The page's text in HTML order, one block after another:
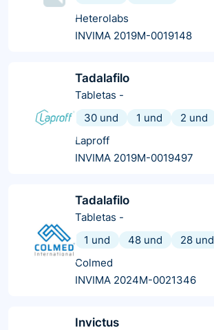
Heterolabs
INVIMA 2019M-0019148
Tadalafilo
Tabletas -
30 und
1 und
2 und
Laproff
INVIMA 2019M-0019497
Tadalafilo
Tabletas -
1 und
48 und 28 und
Colmed
INVIMA 2024M-0021346
Invictus